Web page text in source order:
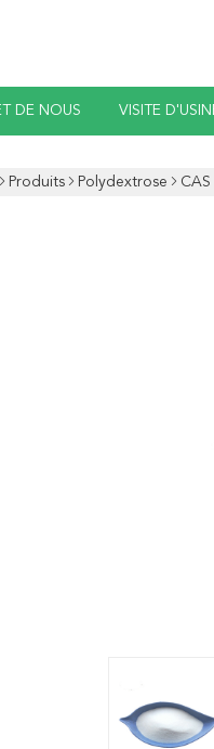
DE NOUS VISITE
Produits Polydextrose